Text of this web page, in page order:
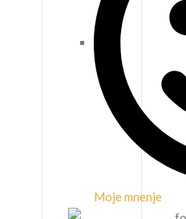
Moje mnenje